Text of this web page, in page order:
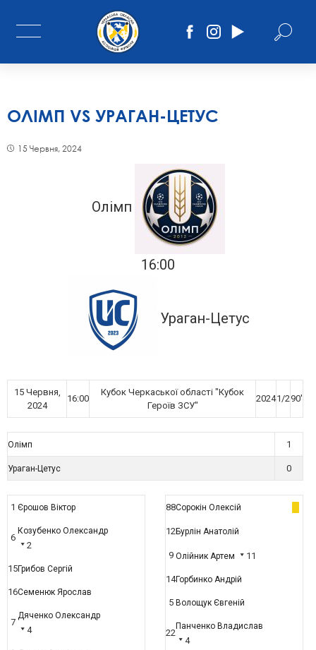
ОЛІМП VS УРАГАН-ЦЕТУС
15 Червня, 2024
Олімп
16:00
Ураган-Цетус
15 Червня,
2024
16:00
Кубок Черкаської області "Кубок
Героїв ЗСУ"
20241/290'
Олімп 1
Ураган-Цетус 0
1 Єрошов Віктор
6
Козубенко Олександр
2
15Грибов Сергій
16Семенюк Ярослав
7
Дяченко Олександр
4
88Сорокін Олексій
12Бурлін Анатолій
9 Олійник Артем 11
14Горбинко Андрій
5 Волощук Євгеній
22
Панченко Владислав
4